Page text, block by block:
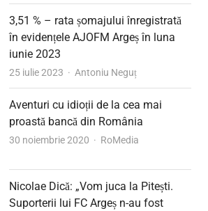
3,51 % – rata șomajului înregistrată
în evidențele AJOFM Argeș în luna
iunie 2023
25 iulie 2023 Author
Antoniu Neguț
Aventuri cu idioții de la cea mai
proastă bancă din România
30 noiembrie 2020 Author
RoMedia
Nicolae Dică: „Vom juca la Pitești.
Suporterii lui FC Argeș n-au fost